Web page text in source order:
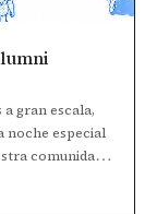
gran escala,
noche especial
comunidad y
Uniandes.